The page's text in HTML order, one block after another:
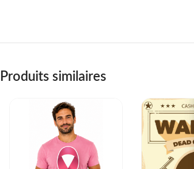
Produits similaires